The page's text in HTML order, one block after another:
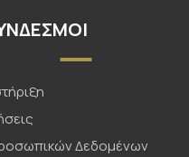
Δεδομένων